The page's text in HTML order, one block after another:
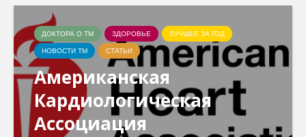
ДОКТОРА О ТМ ЗДОРОВЬЕ ЛУЧШЕЕ ЗА ГОД
НОВОСТИ ТМ СТАТЬИ
Американская
Кардиологическая
Ассоциация